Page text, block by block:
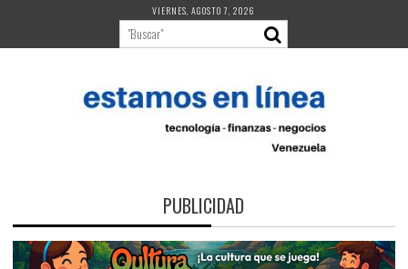
contenido
VIERNES, AGOSTO 7, 2026
PUBLICIDAD